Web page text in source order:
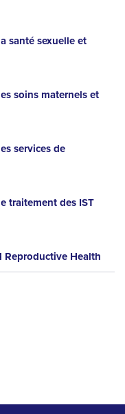
santé sexuelle et
soins maternels et
services de
traitement des IST
Health